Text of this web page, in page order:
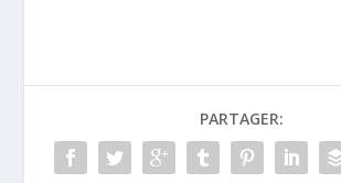
PARTAGER: